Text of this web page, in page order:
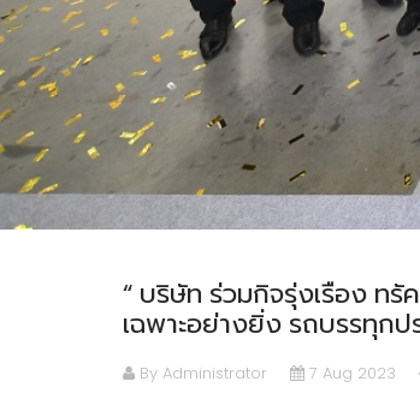
“ บริษัท ร่วมกิจรุ่งเรือง ทรั
เฉพาะอย่างยิ่ง รถบรรทุกป
By Administrator 7 Aug 2023